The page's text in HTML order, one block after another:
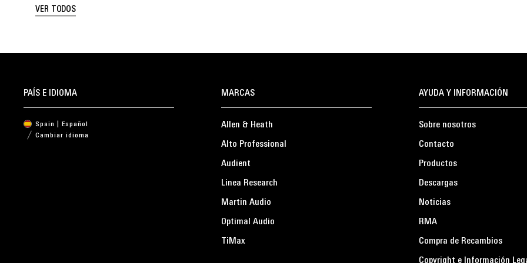
VER TODOS
MARCAS
Allen & Heath
Alto Professional
Audient
Linea Research
Martin Audio
Optimal Audio
TiMax
AYUDA Y INFORMACIÓN
Sobre nosotros
Contacto
Productos
Descargas
Noticias
RMA
Compra de Recambios
Copyright e Información
PAÍS E IDIOMA
Spain | Español
Cambiar idioma